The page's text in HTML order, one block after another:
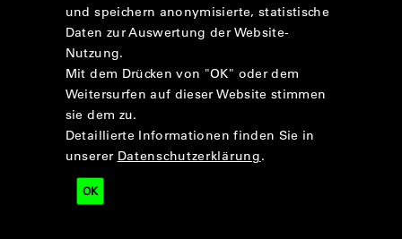
und speichern anonymisierte, statistische
Daten zur Auswertung der Website-
Nutzung.
Mit dem Drücken von "OK" oder dem
Weitersurfen auf dieser Website stimmen
sie dem zu.
Detaillierte Informationen finden Sie in
unserer Datenschutzerklärung.
OK